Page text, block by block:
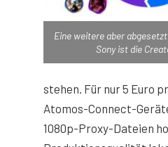
Eine weitere aber
Sony ist die
stehen. Für nur 5 Euro
Atomos-Connect-
1080p-Proxy-Dateien